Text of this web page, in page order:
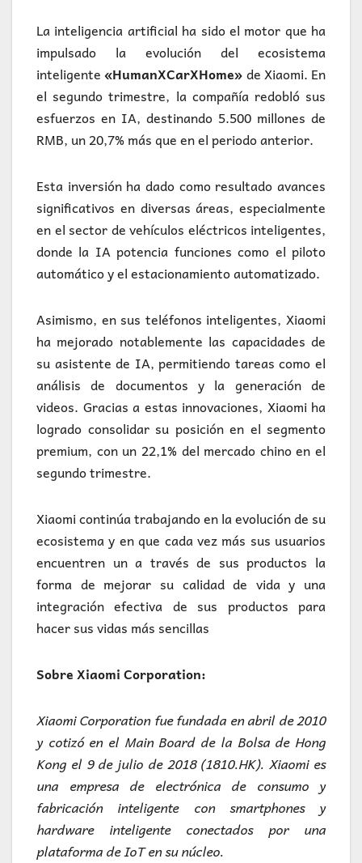
La inteligencia artificial ha sido el motor que ha
impulsado la evolución del ecosistema
inteligente«HumanXCarXHome»de Xiaomi. En
el segundo trimestre, la compañía redobló sus
esfuerzos en IA, destinando 5.500 millones de
RMB, un 20,7% más que en el periodo anterior.
Esta inversión ha dado como resultado avances
significativos en diversas áreas, especialmente
en el sector de vehículos eléctricos inteligentes,
donde la IA potencia funciones como el piloto
automático y el estacionamiento automatizado.
Asimismo, en sus teléfonos inteligentes, Xiaomi
ha mejorado notablemente las capacidades de
su asistente de IA, permitiendo tareas como el
análisis de documentos y la generación de
videos. Gracias a estas innovaciones, Xiaomi ha
logrado consolidar su posición en el segmento
premium, con un 22,1% del mercado chino en el
segundo trimestre.
Xiaomi continúa trabajando en la evolución de su
ecosistema y en que cada vez más sus usuarios
encuentren un a través de sus productos la
forma de mejorar su calidad de vida y una
integración efectiva de sus productos para
hacer sus vidas más sencillas
Sobre Xiaomi Corporation:
Xiaomi Corporation fue fundada en abril de 2010
y cotizó en el Main Board de la Bolsa de Hong
Kong el 9 de julio de 2018 (1810.HK). Xiaomi es
una empresa de electrónica de consumo y
fabricación inteligente con smartphones y
hardware inteligente conectados por una
plataforma de IoT en su núcleo.